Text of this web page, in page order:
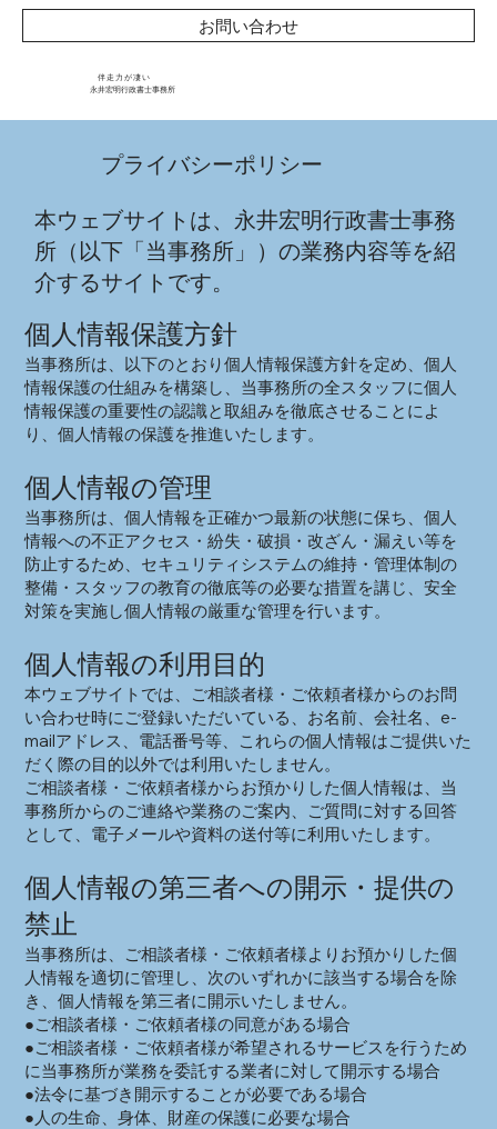
永井宏明行政書士事務所
​伴 走 力 が 凄 い
お問い合わせ
プライバシーポリシー
本ウェブサイトは、永井宏明行政書士事務
所（以下「当事務所」）の業務内容等を紹
介するサイトです。
個人情報保護方針
当事務所は、以下のとおり個人情報保護方針を定め、個人
情報保護の仕組みを構築し、当事務所の全スタッフに個人
情報保護の重要性の認識と取組みを徹底させることによ
り、個人情報の保護を推進いたします。
個人情報の管理
当事務所は、個人情報を正確かつ最新の状態に保ち、個人
情報への不正アクセス・紛失・破損・改ざん・漏えい等を
防止するため、セキュリティシステムの維持・管理体制の
整備・スタッフの教育の徹底等の必要な措置を講じ、安全
対策を実施し個人情報の厳重な管理を行います。
個人情報の利用目的
本ウェブサイトでは、ご相談者様・ご依頼者様からのお問
い合わせ時にご登録いただいている、お名前、会社名、e-
mailアドレス、電話番号等、これらの個人情報はご提供いた
だく際の目的以外では利用いたしません。
ご相談者様・ご依頼者様からお預かりした個人情報は、当
事務所からのご連絡や業務のご案内、ご質問に対する回答
として、電子メールや資料の送付等に利用いたします。
個人情報の第三者への開示・提供の
禁止
当事務所は、ご相談者様・ご依頼者様よりお預かりした個
人情報を適切に管理し、次のいずれかに該当する場合を除
き、個人情報を第三者に開示いたしません。
●ご相談者様・ご依頼者様の同意がある場合
●ご相談者様・ご依頼者様が希望されるサービスを行うため
に当事務所が業務を委託する業者に対して開示する場合
●法令に基づき開示することが必要である場合
●人の生命、身体、財産の保護に必要な場合